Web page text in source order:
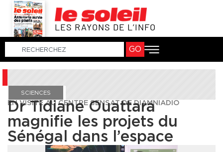
LES RAYONS DE L’INFO
GO
SCIENCES
EN VISITE AU CENTRE SENSAT DE DIAMNIADIO
Dr Tidiane Ouattara
magnifie les projets du
Sénégal dans l’espace